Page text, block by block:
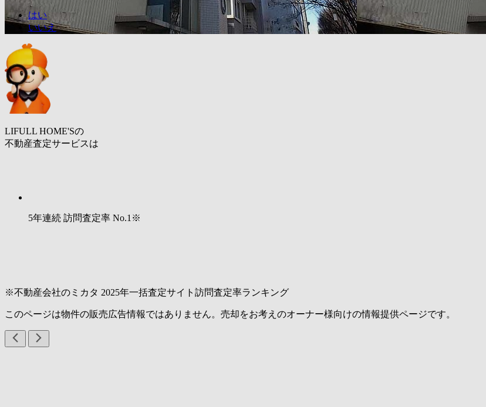
はい
いいえ
LIFULL HOME'Sの
不動産査定サービスは
5年連続 訪問査定率 No.1 ※
※不動産会社のミカタ 2025年一括査定サイト訪問査定率ランキング
このページは物件の販売広告情報ではありません。売却をお考えのオーナー様向けの情報提供ページです。